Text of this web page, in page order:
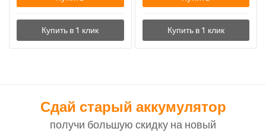
Сдай старый аккумулятор
получи большую скидку на новый